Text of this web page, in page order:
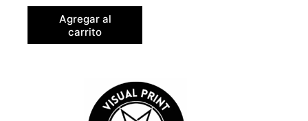
Agregar al
carrito